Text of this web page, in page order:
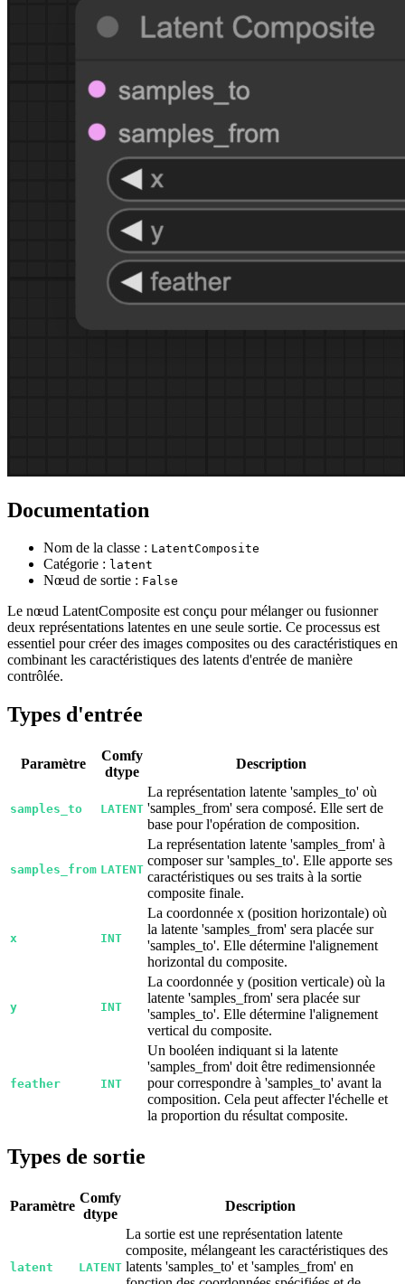
Documentation
Nom de la classe : LatentComposite
Catégorie : latent
Nœud de sortie : False
Le nœud LatentComposite est conçu pour mélanger ou fusionner
deux représentations latentes en une seule sortie. Ce processus est
essentiel pour créer des images composites ou des caractéristiques en
combinant les caractéristiques des latents d'entrée de manière
contrôlée.
Types d'entrée
Paramètre
Comfy
dtype
Description
samples_to LATENT
La représentation latente 'samples_to' où
'samples_from' sera composé. Elle sert de
base pour l'opération de composition.
samples_from LATENT
La représentation latente 'samples_from' à
composer sur 'samples_to'. Elle apporte ses
caractéristiques ou ses traits à la sortie
composite finale.
x INT
La coordonnée x (position horizontale) où
la latente 'samples_from' sera placée sur
'samples_to'. Elle détermine l'alignement
horizontal du composite.
y INT
La coordonnée y (position verticale) où la
latente 'samples_from' sera placée sur
'samples_to'. Elle détermine l'alignement
vertical du composite.
feather INT
Un booléen indiquant si la latente
'samples_from' doit être redimensionnée
pour correspondre à 'samples_to' avant la
composition. Cela peut affecter l'échelle et
la proportion du résultat composite.
Types de sortie
Paramètre
Comfy
dtype
Description
latent LATENT
La sortie est une représentation latente
composite, mélangeant les caractéristiques des
latents 'samples_to' et 'samples_from' en